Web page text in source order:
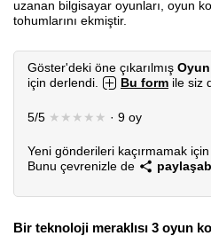
uzanan bilgisayar oyunları, oyun
tohumlarını ekmiştir.
Göster'deki öne çıkarılmış
için derlendi.
Bu form ile siz
5/5 ★★★★★ · 9 oy
Yeni gönderileri kaçırmamak için
Bunu çevrenizle de
Bir teknoloji meraklısı 3 oyun